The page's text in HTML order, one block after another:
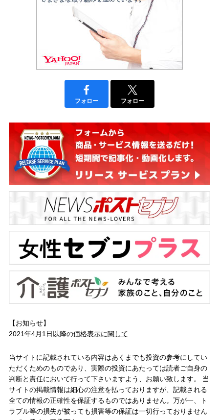
フォロー フォロー
【お知らせ】
2021年4月1日以降の価格表示に関して
当サイトに記載されている内容はあくまでも投資の参考にしてい
ただくためのものであり、実際の投資にあたっては読者ご自身の
判断と責任において行って下さいますよう、お願い致します。 当
サイトの掲載情報は細心の注意を払っておりますが、記載される
全ての情報の正確性を保証するものではありません。万が一、ト
ラブル等の損失が被っても損害等の保証は一切行っておりません